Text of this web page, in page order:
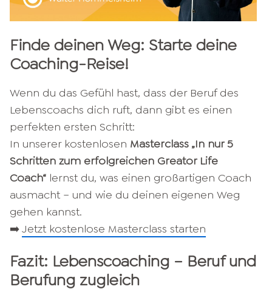
Finde deinen Weg: Starte deine
Coaching-Reise!
Wenn du das Gefühl hast, dass der Beruf des
Lebenscoachs dich ruft, dann gibt es einen
perfekten ersten Schritt:
In unserer kostenlosen Masterclass „In nur 5
Schritten zum erfolgreichen Greator Life
Coach“ lernst du, was einen großartigen Coach
ausmacht – und wie du deinen eigenen Weg
gehen kannst.
➡️Jetzt kostenlose Masterclass starten
Fazit: Lebenscoaching – Beruf und
Berufung zugleich